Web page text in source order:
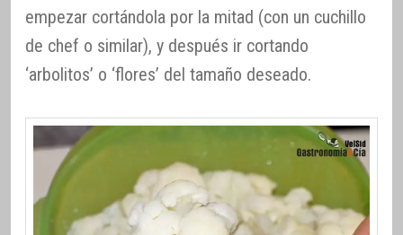
empezar cortándola por la mitad (con un cuchillo
de chef o similar), y después ir cortando
‘arbolitos’ o ‘flores’ del tamaño deseado.